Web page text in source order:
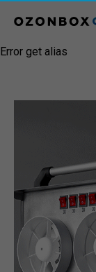
Error get alias